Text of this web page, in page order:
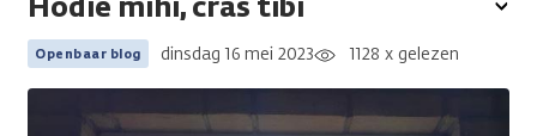
Openbaar blog dinsdag 16 mei 2023 1128 x gelezen